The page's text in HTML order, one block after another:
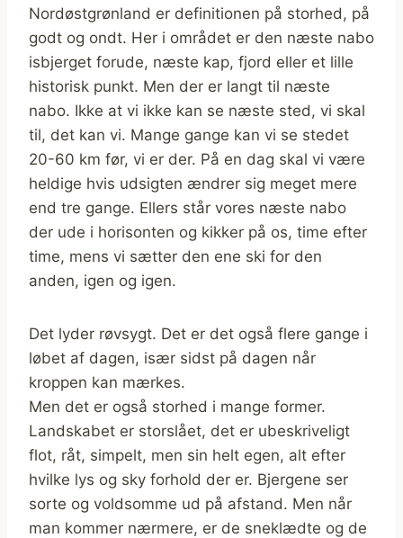
Nordøstgrønland er definitionen på storhed, på
godt og ondt. Her i området er den næste nabo
isbjerget forude, næste kap, fjord eller et lille
historisk punkt. Men der er langt til næste
nabo. Ikke at vi ikke kan se næste sted, vi skal
til, det kan vi. Mange gange kan vi se stedet
20-60 km før, vi er der. På en dag skal vi være
heldige hvis udsigten ændrer sig meget mere
end tre gange. Ellers står vores næste nabo
der ude i horisonten og kikker på os, time efter
time, mens vi sætter den ene ski for den
anden, igen og igen.
Det lyder røvsygt. Det er det også flere gange i
løbet af dagen, især sidst på dagen når
kroppen kan mærkes.
Men det er også storhed i mange former.
Landskabet er storslået, det er ubeskriveligt
flot, råt, simpelt, men sin helt egen, alt efter
hvilke lys og sky forhold der er. Bjergene ser
sorte og voldsomme ud på afstand. Men når
man kommer nærmere, er de sneklædte og de